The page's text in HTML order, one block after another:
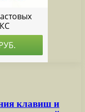
клавиш и